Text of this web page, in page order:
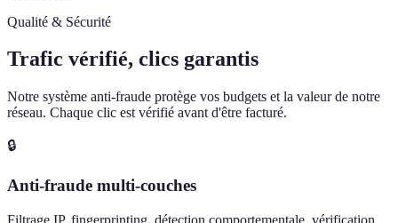
Qualité & Sécurité
Trafic vérifié, clics garantis
Notre système anti-fraude protège vos budgets et la valeur de notre
réseau. Chaque clic est vérifié avant d'être facturé.
🔒
Anti-fraude multi-couches
Filtrage IP, fingerprinting, détection comportementale, vérification